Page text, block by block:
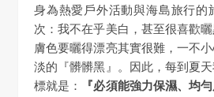
身為熱愛戶外活動與海島旅行的旅人，我說過非常多
次：我不在乎美白，甚至很喜歡
膚色要曬得漂亮其實很難，一不
淡的『髒髒黑』。因此，每到夏
標就是：
『必須能強力保濕、均